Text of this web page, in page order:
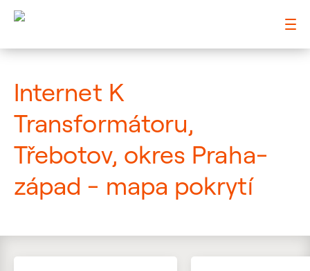
Internet K
Transformátoru,
Třebotov, okres Praha-
západ - mapa pokrytí
: Mapa pokrytí ulice